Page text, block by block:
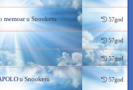
memoaru Snookeru 57god
57god
57god
u Snookeru 57god